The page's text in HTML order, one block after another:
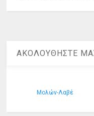
ΑΚΟΛΟΥΘΗΣΤΕ
Μολών-Λαβέ